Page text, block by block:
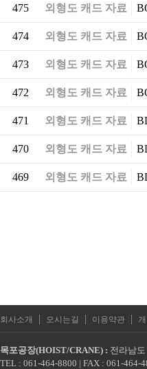
475 외형도 캐드 자료
474 외형도 캐드 자료
473 외형도 캐드 자료
472 외형도 캐드 자료
471 외형도 캐드 자료
470 외형도 캐드 자료
469 외형도 캐드 자료
회사소개 | 오시는길 | 이용약관 |
목포공장(HOIST/CRANE) : 전라남
TEL : 061-464-8800 | FAX : 061-464-